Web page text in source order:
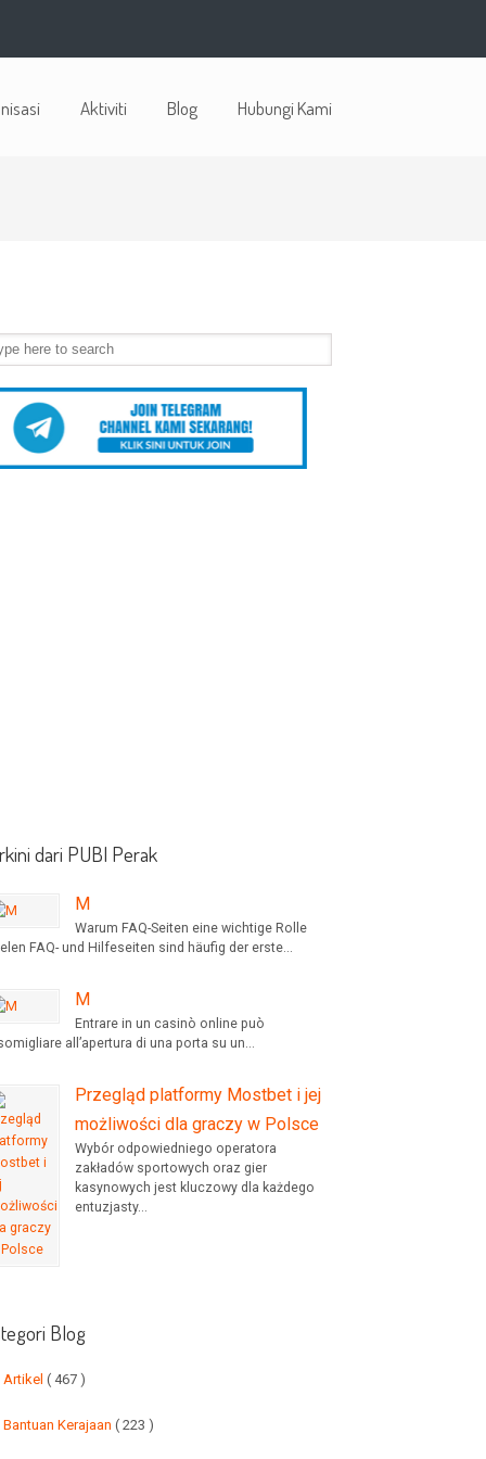
Aktiviti Blog Hubungi Kami
dari PUBI Perak
M
Warum FAQ-Seiten eine wichtige Rolle
FAQ- und Hilfeseiten sind häufig der erste...
M
Entrare in un casinò online può
all’apertura di una porta su un...
Przegląd platformy Mostbet i jej
możliwości dla graczy w Polsce
Wybór odpowiedniego operatora
zakładów sportowych oraz gier
kasynowych jest kluczowy dla każdego
entuzjasty...
Blog
Artikel ( 467 )
Bantuan Kerajaan ( 223 )